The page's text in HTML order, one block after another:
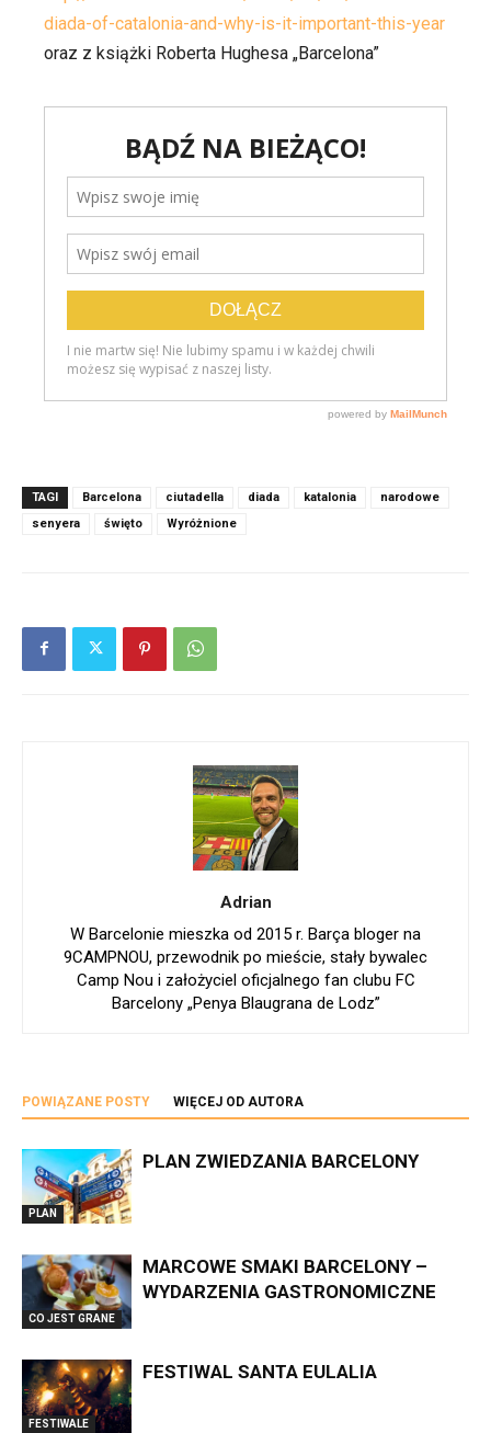
diada-of-catalonia-and-why-is-it-important-this-year
oraz z książki Roberta Hughesa „Barcelona”
TAGI Barcelona ciutadella diada katalonia
narodowe
senyera
święto Wyróżnione
Adrian
W Barcelonie mieszka od 2015 r. Barça bloger na
9CAMPNOU, przewodnik po mieście, stały bywalec
Camp Nou i założyciel oficjalnego fan clubu FC
Barcelony „Penya Blaugrana de Lodz”
POWIĄZANE POSTY WIĘCEJ OD AUTORA
PLAN
PLAN ZWIEDZANIA BARCELONY
CO JEST GRANE
MARCOWE SMAKI BARCELONY –
WYDARZENIA GASTRONOMICZNE
FESTIWALE
FESTIWAL SANTA EULALIA